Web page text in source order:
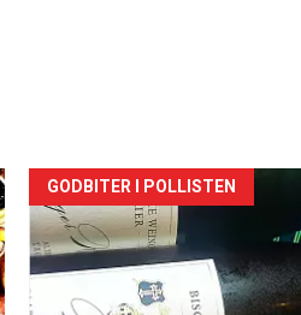
Forsiden
akkurat
nå
GODBITER I POLLISTEN